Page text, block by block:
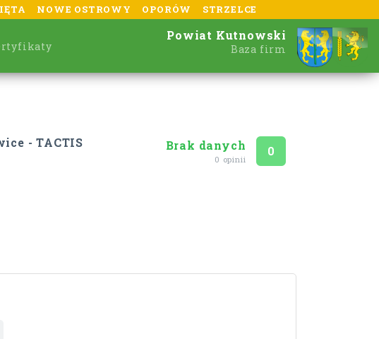
NOWE OSTROWY OPORÓW STRZELCE
Powiat Kutnowski
Baza firm
- TACTIS Brak danych
0 opinii
Ocena
0